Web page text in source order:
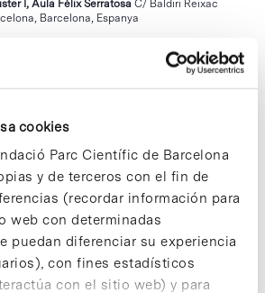
cookies
Parc Científic de Barcelona
y de terceros con el fin de
(recordar información para
web con determinadas
puedan diferenciar su experiencia
con fines estadísticos
con el sitio web) y para
I, Aula Fèlix SerratosaC/ Baldiri Reixac
Barcelona, Espanya
per recaptar fons per la
Noelia
2023 @ 09:00-11:00